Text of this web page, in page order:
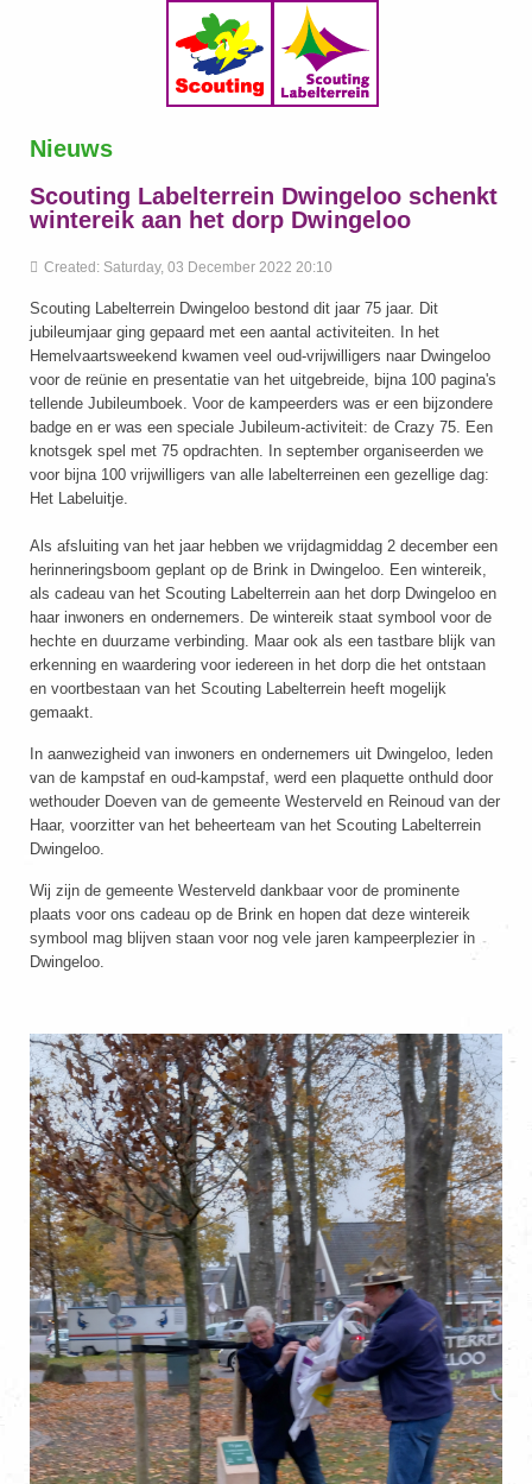
Nieuws
Scouting Labelterrein Dwingeloo schenkt
wintereik aan het dorp Dwingeloo
Created: Saturday, 03 December 2022 20:10
Scouting Labelterrein Dwingeloo bestond dit jaar 75 jaar. Dit
jubileumjaar ging gepaard met een aantal activiteiten. In het
Hemelvaartsweekend kwamen veel oud-vrijwilligers naar Dwingeloo
voor de reünie en presentatie van het uitgebreide, bijna 100 pagina's
tellende Jubileumboek. Voor de kampeerders was er een bijzondere
badge en er was een speciale Jubileum-activiteit: de Crazy 75. Een
knotsgek spel met 75 opdrachten. In september organiseerden we
voor bijna 100 vrijwilligers van alle labelterreinen een gezellige dag:
Het Labeluitje.
Als afsluiting van het jaar hebben we vrijdagmiddag 2 december een
herinneringsboom geplant op de Brink in Dwingeloo. Een wintereik,
als cadeau van het Scouting Labelterrein aan het dorp Dwingeloo en
haar inwoners en ondernemers. De wintereik staat symbool voor de
hechte en duurzame verbinding. Maar ook als een tastbare blijk van
erkenning en waardering voor iedereen in het dorp die het ontstaan
en voortbestaan van het Scouting Labelterrein heeft mogelijk
gemaakt.
In aanwezigheid van inwoners en ondernemers uit Dwingeloo, leden
van de kampstaf en oud-kampstaf, werd een plaquette onthuld door
wethouder Doeven van de gemeente Westerveld en Reinoud van der
Haar, voorzitter van het beheerteam van het Scouting Labelterrein
Dwingeloo.
Wij zijn de gemeente Westerveld dankbaar voor de prominente
plaats voor ons cadeau op de Brink en hopen dat deze wintereik
symbool mag blijven staan voor nog vele jaren kampeerplezier in
Dwingeloo.